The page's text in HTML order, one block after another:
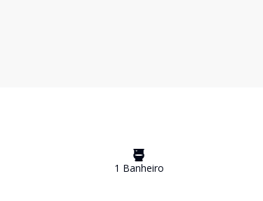
1 Banheiro